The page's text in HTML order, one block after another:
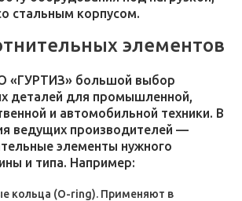
стальным корпусом.
элементов
«ГУРТИЗ» большой выбор
деталей для промышленной,
и автомобильной техники. В
ведущих производителей —
элементы нужного
и типа. Например:
кольца (O-ring). Применяют в